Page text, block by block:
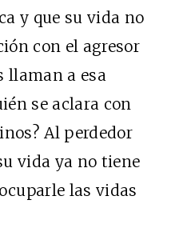
y que su vida no
con el agresor
llaman a esa
se aclara con
Al perdedor
vida ya no tiene
las vidas